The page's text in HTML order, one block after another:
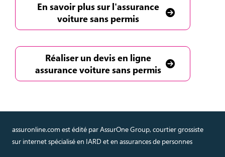
En savoir plus sur l'assurance
voiture sans permis
Réaliser un devis en ligne
assurance voiture sans permis
assuronline.com est édité par AssurOne Group, courtier grossiste
sur internet spécialisé en IARD et en assurances de personnes